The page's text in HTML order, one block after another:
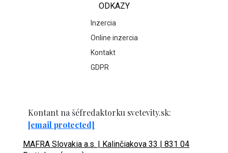
ODKAZY
Inzercia
Online inzercia
Kontakt
GDPR
Kontant na šéfredaktorku svetevity.sk:
[email protected]
MAFRA Slovakia a.s. | Kalinčiakova 33 | 831 04